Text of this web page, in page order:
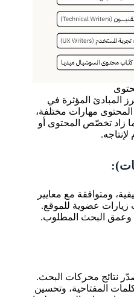
المبادئ المؤثرة في
مهارات مختلفة،
زاد تخصّص المحتوى أو
لإنتاجه.
ومتوافقة مع معايير
عضوية للموقع.
وعمق البحث المطلوب.
نتائج محركات البحث.
المفتاحية، وتحسين